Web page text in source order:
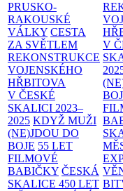
PRUSKO-
RAKOUSKÉ
VÁLKY CESTA
ZA SVĚTLEM
REKONSTRUKCE
VOJENSKÉHO
HŘBITOVA
V ČESKÉ
SKALICI 2023–
2025 KDYŽ MUŽI
(NE)JDOU DO
BOJE 55 LET
FILMOVÉ
BABIČKY ČESKÁ
SKALICE 450 LET
V